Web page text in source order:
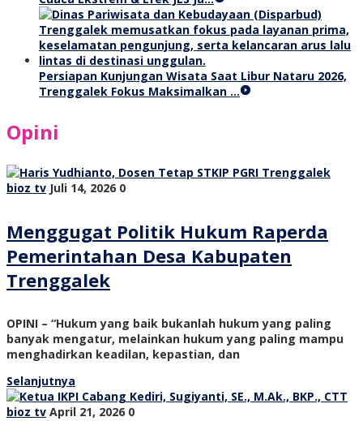
Persiapan Kunjungan Wisata Saat Libur Nataru 2026,
Trenggalek Fokus Maksimalkan …
Opini
bioz tv Juli 14, 2026 0
Menggugat Politik Hukum Raperda
Pemerintahan Desa Kabupaten
Trenggalek
OPINI – “Hukum yang baik bukanlah hukum yang paling
banyak mengatur, melainkan hukum yang paling mampu
menghadirkan keadilan, kepastian, dan
Selanjutnya
bioz tv April 21, 2026 0